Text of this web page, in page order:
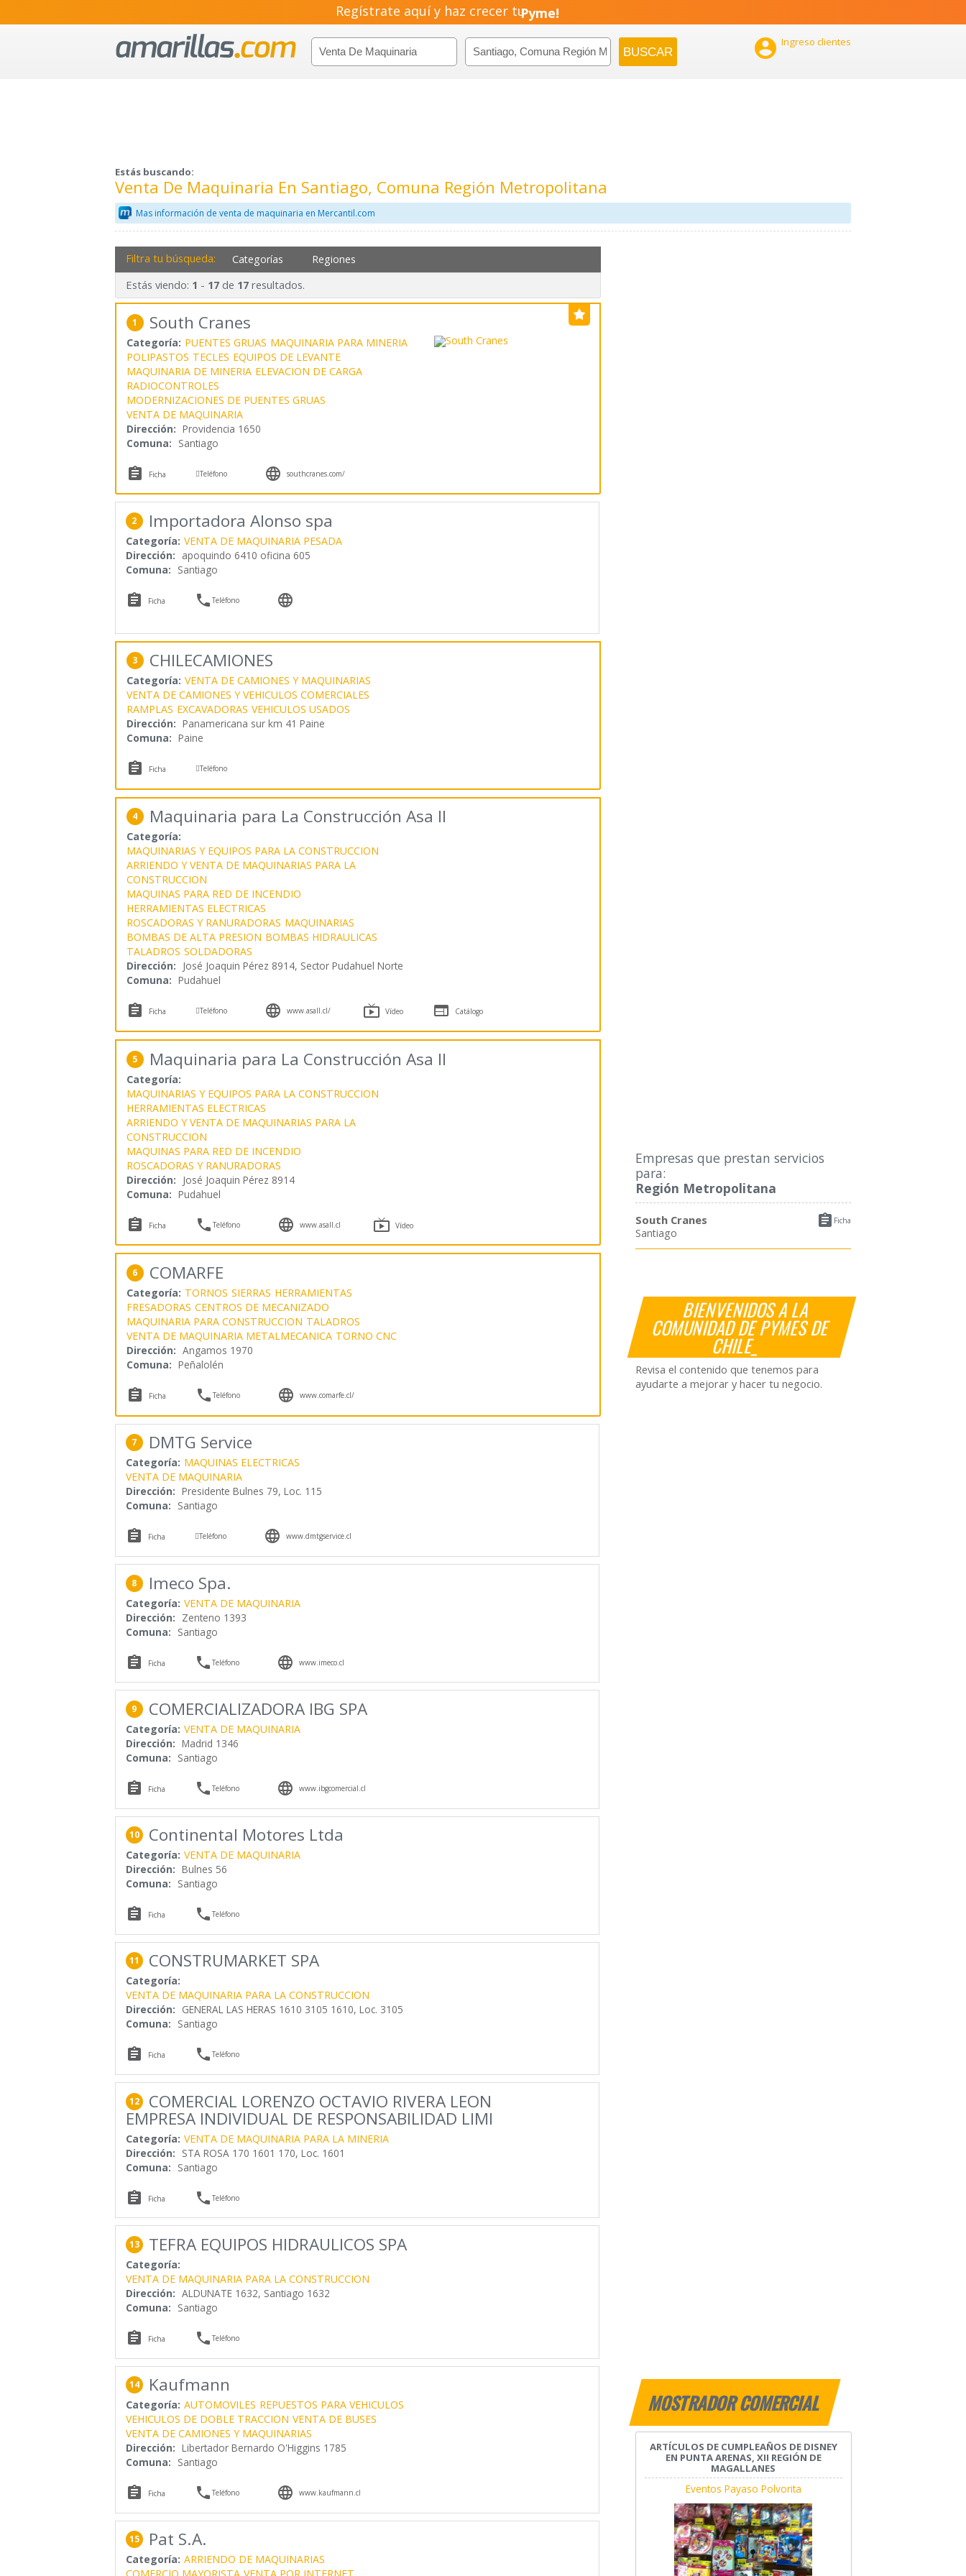
Regístrate aquí y haz crecer tu
Pyme!
Emprendimiento!
 Ingreso clientes
Estás buscando:
Venta De Maquinaria En Santiago, Comuna Región Metropolitana
Mas información de venta de maquinaria en Mercantil.com
Empresas que prestan servicios
para:
Región Metropolitana
 Ficha
South Cranes
Santiago
BIENVENIDOS A LA
COMUNIDAD DE PYMES DE
CHILE_
Revisa el contenido que tenemos para
ayudarte a mejorar y hacer tu negocio.
MOSTRADOR COMERCIAL
ARTÍCULOS DE CUMPLEAÑOS DE DISNEY
EN PUNTA ARENAS, XII REGIÓN DE
MAGALLANES
Eventos Payaso Polvorita
Filtra tu búsqueda: Categorías Regiones
Estás viendo: 1 - 17de 17resultados.
1 South Cranes
Categoría: PUENTES GRUAS MAQUINARIA PARA MINERIA
POLIPASTOS TECLES EQUIPOS DE LEVANTE
MAQUINARIA DE MINERIA ELEVACION DE CARGA
RADIOCONTROLES
MODERNIZACIONES DE PUENTES GRUAS
VENTA DE MAQUINARIA
Dirección: Providencia 1650
Comuna: Santiago
 Ficha Teléfono  southcranes.com/
2 Importadora Alonso spa
Categoría: VENTA DE MAQUINARIA PESADA
Dirección: apoquindo 6410 oficina 605
Comuna: Santiago
 Ficha Teléfono 
3 CHILECAMIONES
Categoría: VENTA DE CAMIONES Y MAQUINARIAS
VENTA DE CAMIONES Y VEHICULOS COMERCIALES
RAMPLAS EXCAVADORAS VEHICULOS USADOS
Dirección: Panamericana sur km 41 Paine
Comuna: Paine
 Ficha Teléfono
4 Maquinaria para La Construcción Asa II
Categoría:
MAQUINARIAS Y EQUIPOS PARA LA CONSTRUCCION
ARRIENDO Y VENTA DE MAQUINARIAS PARA LA
CONSTRUCCION
MAQUINAS PARA RED DE INCENDIO
HERRAMIENTAS ELECTRICAS
ROSCADORAS Y RANURADORAS MAQUINARIAS
BOMBAS DE ALTA PRESION BOMBAS HIDRAULICAS
TALADROS SOLDADORAS
Dirección: José Joaquin Pérez 8914, Sector Pudahuel Norte
Comuna: Pudahuel
 Ficha Teléfono  www.asall.cl/  Vídeo  Catálogo
5 Maquinaria para La Construcción Asa II
Categoría:
MAQUINARIAS Y EQUIPOS PARA LA CONSTRUCCION
HERRAMIENTAS ELECTRICAS
ARRIENDO Y VENTA DE MAQUINARIAS PARA LA
CONSTRUCCION
MAQUINAS PARA RED DE INCENDIO
ROSCADORAS Y RANURADORAS
Dirección: José Joaquin Pérez 8914
Comuna: Pudahuel
 Ficha Teléfono  www.asall.cl  Vídeo
6 COMARFE
Categoría: TORNOS SIERRAS HERRAMIENTAS
FRESADORAS CENTROS DE MECANIZADO
MAQUINARIA PARA CONSTRUCCION TALADROS
VENTA DE MAQUINARIA METALMECANICA TORNO CNC
Dirección: Angamos 1970
Comuna: Peñalolén
 Ficha Teléfono  www.comarfe.cl/
7 DMTG Service
Categoría: MAQUINAS ELECTRICAS
VENTA DE MAQUINARIA
Dirección: Presidente Bulnes 79, Loc. 115
Comuna: Santiago
 Ficha Teléfono  www.dmtgservice.cl
8 Imeco Spa.
Categoría: VENTA DE MAQUINARIA
Dirección: Zenteno 1393
Comuna: Santiago
 Ficha Teléfono  www.imeco.cl
9 COMERCIALIZADORA IBG SPA
Categoría: VENTA DE MAQUINARIA
Dirección: Madrid 1346
Comuna: Santiago
 Ficha Teléfono  www.ibgcomercial.cl
10 Continental Motores Ltda
Categoría: VENTA DE MAQUINARIA
Dirección: Bulnes 56
Comuna: Santiago
 Ficha Teléfono
11 CONSTRUMARKET SPA
Categoría:
VENTA DE MAQUINARIA PARA LA CONSTRUCCION
Dirección: GENERAL LAS HERAS 1610 3105 1610, Loc. 3105
Comuna: Santiago
 Ficha Teléfono
12 COMERCIAL LORENZO OCTAVIO RIVERA LEON
EMPRESA INDIVIDUAL DE RESPONSABILIDAD LIMI
Categoría: VENTA DE MAQUINARIA PARA LA MINERIA
Dirección: STA ROSA 170 1601 170, Loc. 1601
Comuna: Santiago
 Ficha Teléfono
13 TEFRA EQUIPOS HIDRAULICOS SPA
Categoría:
VENTA DE MAQUINARIA PARA LA CONSTRUCCION
Dirección: ALDUNATE 1632, Santiago 1632
Comuna: Santiago
 Ficha Teléfono
14 Kaufmann
Categoría: AUTOMOVILES REPUESTOS PARA VEHICULOS
VEHICULOS DE DOBLE TRACCION VENTA DE BUSES
VENTA DE CAMIONES Y MAQUINARIAS
Dirección: Libertador Bernardo O'Higgins 1785
Comuna: Santiago
 Ficha Teléfono  www.kaufmann.cl
15 Pat S.A.
Categoría: ARRIENDO DE MAQUINARIAS